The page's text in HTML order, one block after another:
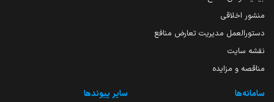
منشور اخلاقی
دستورالعمل مدیریت تعارض منافع
نقشه سایت
مناقصه و مزایده
سامانه‌ها سایر پیوندها